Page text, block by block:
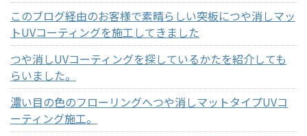
このブログ経由のお客様で素晴らしい突板につや消しマッ
トUVコーティングを施工してきました
つや消しUVコーティングを探しているかたを紹介しても
らいました。
濃い目の色のフローリングへつや消しマットタイプUVコ
ーティング施工。